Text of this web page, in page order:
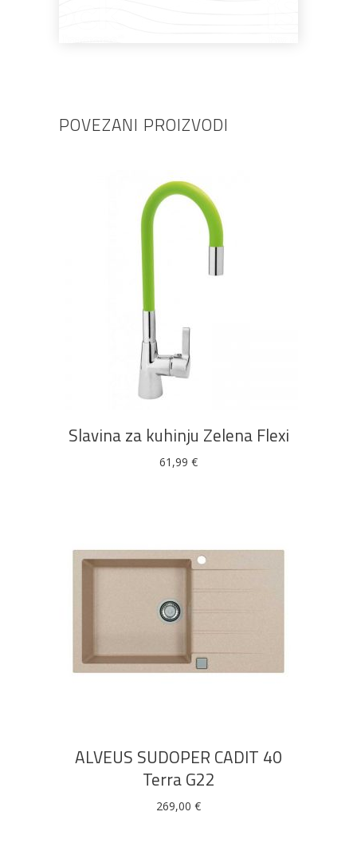
POVEZANI PROIZVODI
DODAJ U KOŠARICU
Slavina za kuhinju Zelena Flexi
61,99 €
DODAJ U KOŠARICU
ALVEUS SUDOPER CADIT 40
Terra G22
269,00 €